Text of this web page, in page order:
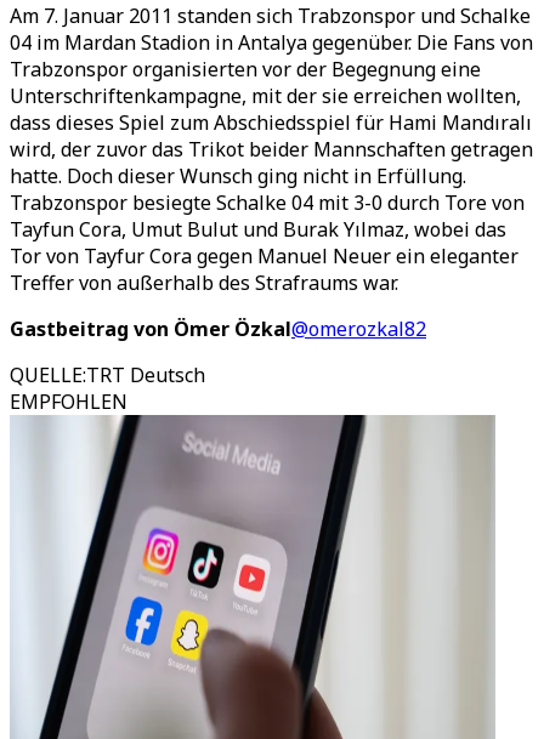
Am 7. Januar 2011 standen sich Trabzonspor und Schalke
04 im Mardan Stadion in Antalya gegenüber. Die Fans von
Trabzonspor organisierten vor der Begegnung eine
Unterschriftenkampagne, mit der sie erreichen wollten,
dass dieses Spiel zum Abschiedsspiel für Hami Mandıralı
wird, der zuvor das Trikot beider Mannschaften getragen
hatte. Doch dieser Wunsch ging nicht in Erfüllung.
Trabzonspor besiegte Schalke 04 mit 3-0 durch Tore von
Tayfun Cora, Umut Bulut und Burak Yılmaz, wobei das
Tor von Tayfur Cora gegen Manuel Neuer ein eleganter
Treffer von außerhalb des Strafraums war.
Gastbeitrag von Ömer Özkal@omerozkal82
QUELLE:TRT Deutsch
EMPFOHLEN